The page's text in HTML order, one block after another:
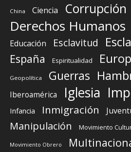
China Ciencia Corrupción
Derechos Humanos
Educación Esclavitud
España Espiritualidad
Geopolítica Guerras
Iberoamérica Iglesia
Infancia Inmigración
Manipulación Movimiento
Movimiento Obrero